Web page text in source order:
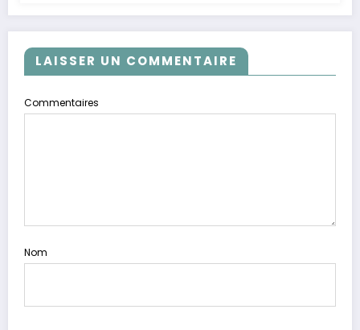
LAISSER UN COMMENTAIRE
Commentaires
Nom